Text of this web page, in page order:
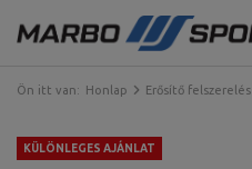
Ön itt van: Honlap Erősítő felszerelés
KÜLÖNLEGES AJÁNLAT